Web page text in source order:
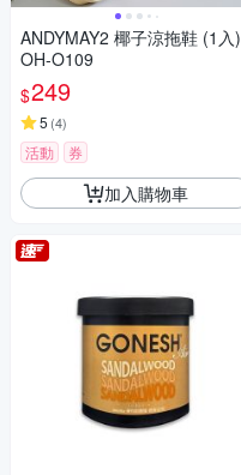
ANDYMAY2 椰子涼拖鞋 (1入)
OH-O109
$249
5 (4)
活動 券
加入購物車